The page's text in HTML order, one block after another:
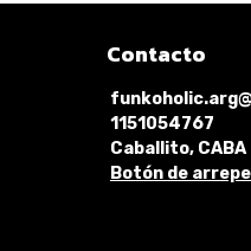
Contacto
1151054767
Caballito, CABA
Botón de